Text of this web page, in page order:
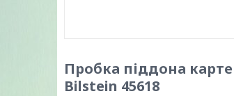
Пробка піддона
Bilstein 45618